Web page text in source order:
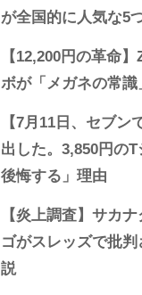
が全国的に人気な5
【12,200円の革命
ボが「メガネの常
【7月11日、セブ
出した。3,850円の
後悔する」理由
【炎上調査】サカ
ゴがスレッズで批
説